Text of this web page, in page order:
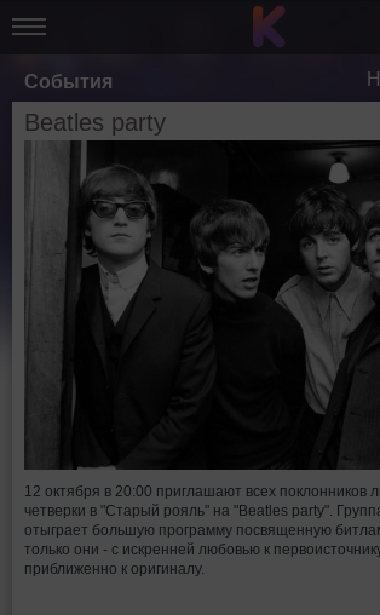
События
Beatles party
12 октября в 20:00 приглашают всех поклонников
четверки в "Старый рояль" на "Beatles party".
отыграет большую программу посвященную
только они - с искренней любовью к
приближенно к оригиналу.